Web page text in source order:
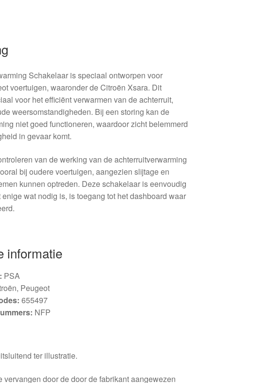
Schakelaar is speciaal ontworpen voor
voertuigen, waaronder de Citroën Xsara. Dit
voor het efficiënt verwarmen van de achterruit,
weersomstandigheden. Bij een storing kan de
niet goed functioneren, waardoor zicht belemmerd
in gevaar komt.
van de werking van de achterruitverwarming
bij oudere voertuigen, aangezien slijtage en
kunnen optreden. Deze schakelaar is eenvoudig
wat nodig is, is toegang tot het dashboard waar
informatie
PSA
Peugeot
655497
NFP
ter illustratie.
door de door de fabrikant aangewezen